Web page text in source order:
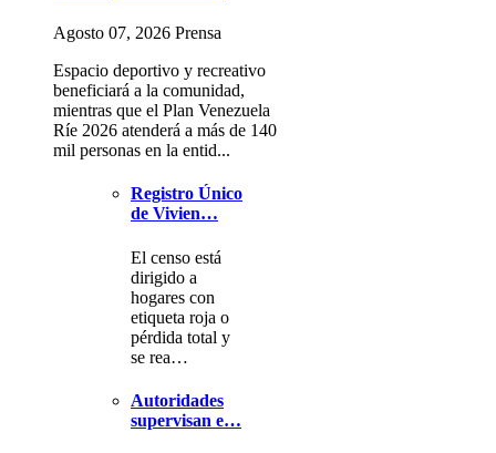
Agosto 07, 2026 Prensa
Espacio deportivo y recreativo
beneficiará a la comunidad,
mientras que el Plan Venezuela
Ríe 2026 atenderá a más de 140
mil personas en la entid...
Registro Único
de Vivien…
El censo está
dirigido a
hogares con
etiqueta roja o
pérdida total y
se rea…
Autoridades
supervisan e…